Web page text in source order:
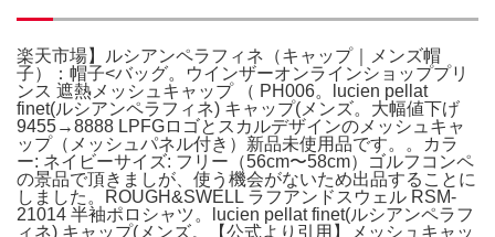
楽天市場】ルシアンペラフィネ（キャップ｜メンズ帽
子）：帽子<バッグ。ウインザーオンラインショッププリ
ンス 遮熱メッシュキャップ （ PH006。lucien pellat
finet(ルシアンペラフィネ) キャップ(メンズ。大幅値下げ
9455→8888 LPFGロゴとスカルデザインのメッシュキャ
ップ（メッシュパネル付き）新品未使用品です。。カラ
ー: ネイビーサイズ: フリー（56cm〜58cm）ゴルフコンペ
の景品で頂きましが、使う機会がないため出品することに
しました。ROUGH&SWELL ラフアンドスウェル RSM-
21014 半袖ポロシャツ。lucien pellat finet(ルシアンペラフ
ィネ) キャップ(メンズ。【公式より引用】メッシュキャッ